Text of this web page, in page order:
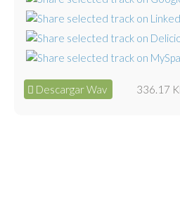
Descargar Wav 336.17